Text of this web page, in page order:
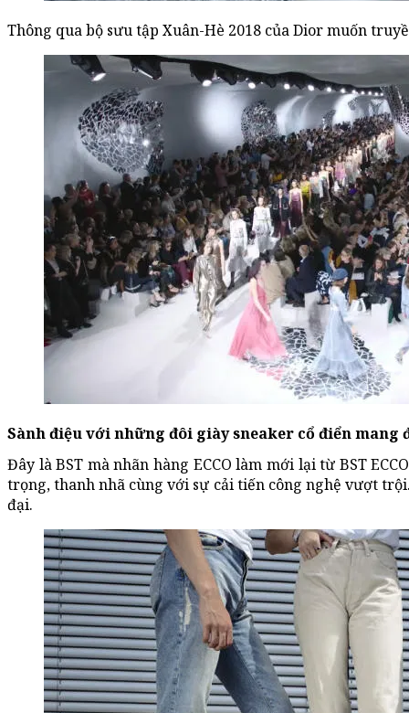
Thông qua bộ sưu tập Xuân-Hè 2018 của Dior muốn
Sành điệu với những đôi giày sneaker cổ điển mang
Đây là BST mà nhãn hàng ECCO làm mới lại từ BST
trọng, thanh nhã cùng với sự cải tiến công nghệ vượt
đại.